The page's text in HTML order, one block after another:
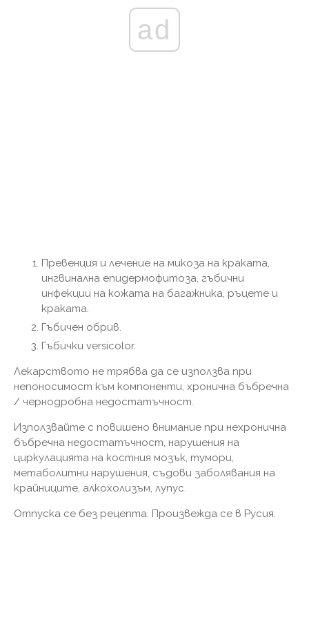
ad
Превенция и лечение на микоза на краката,
ингвинална епидермофитоза, гъбични
инфекции на кожата на багажника, ръцете и
краката.
Гъбичен обрив.
Гъбички versicolor.
Лекарството не трябва да се използва при
непоносимост към компоненти, хронична бъбречна
/ чернодробна недостатъчност.
Използвайте с повишено внимание при нехронична
бъбречна недостатъчност, нарушения на
циркулацията на костния мозък, тумори,
метаболитни нарушения, съдови заболявания на
крайниците, алкохолизъм, лупус.
Отпуска се без рецепта. Произвежда се в Русия.